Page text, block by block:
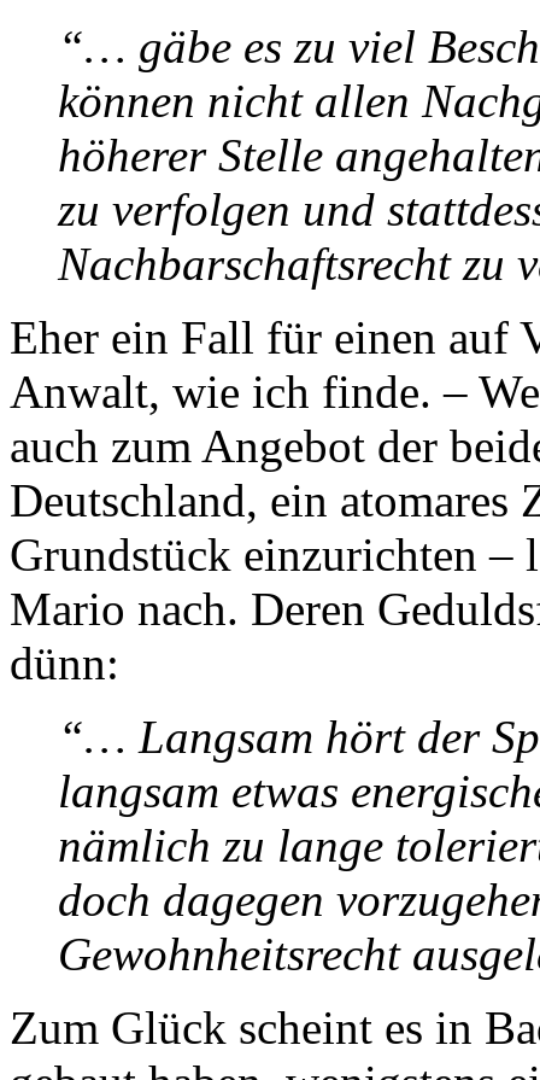
“… gäbe es zu viel
können nicht allen
höherer Stelle
zu verfolgen und
Nachbarschaftsrecht zu
Eher ein Fall für einen auf
Anwalt, wie ich finde. –
auch zum Angebot der
Deutschland, ein atomares
Grundstück einzurichten –
Mario nach. Deren
dünn:
“… Langsam hört der
langsam etwas
nämlich zu lange
doch dagegen
Gewohnheitsrecht
Zum Glück scheint es in